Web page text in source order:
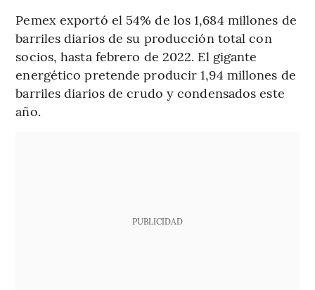
Pemex exportó el 54% de los 1,684 millones de
barriles diarios de su producción total con
socios, hasta febrero de 2022. El gigante
energético pretende producir 1,94 millones de
barriles diarios de crudo y condensados este
año.
PUBLICIDAD